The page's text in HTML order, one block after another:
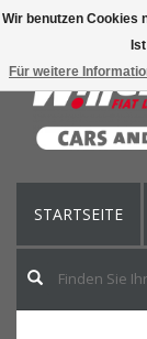
STARTSEITE
Wir benutzen Cookies
Für weitere